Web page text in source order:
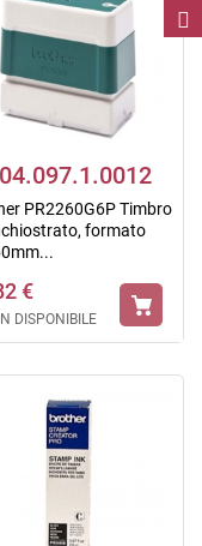
PR2260G6P Timbro
formato
€
DISPONIBILE